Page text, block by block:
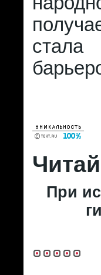
стала
При